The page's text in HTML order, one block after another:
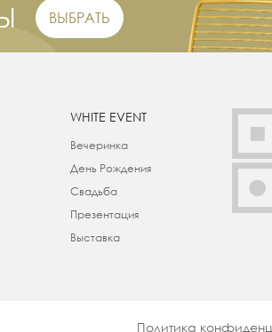
ВЫБРАТЬ
WHITE EVENT
Вечеринка
День Рождения
Свадьба
Презентация
Выставка
Политика